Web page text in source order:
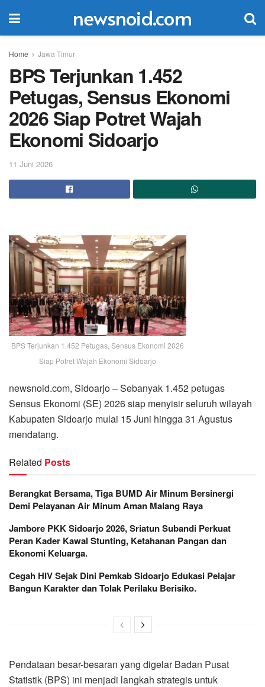
newsnoid.com
Home Jawa Timur
BPS Terjunkan 1.452
Petugas, Sensus Ekonomi
2026 Siap Potret Wajah
Ekonomi Sidoarjo
11 Juni 2026
BPS Terjunkan 1.452 Petugas, Sensus Ekonomi 2026
Siap Potret Wajah Ekonomi Sidoarjo
newsnoid.com, Sidoarjo – Sebanyak 1.452 petugas
Sensus Ekonomi (SE) 2026 siap menyisir seluruh wilayah
Kabupaten Sidoarjo mulai 15 Juni hingga 31 Agustus
mendatang.
Related Posts
Berangkat Bersama, Tiga BUMD Air Minum Bersinergi
Demi Pelayanan Air Minum Aman Malang Raya
Jambore PKK Sidoarjo 2026, Sriatun Subandi Perkuat
Peran Kader Kawal Stunting, Ketahanan Pangan dan
Ekonomi Keluarga.
Cegah HIV Sejak Dini Pemkab Sidoarjo Edukasi Pelajar
Bangun Karakter dan Tolak Perilaku Berisiko.
Pendataan besar-besaran yang digelar Badan Pusat
Statistik (BPS) ini menjadi langkah strategis untuk